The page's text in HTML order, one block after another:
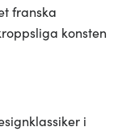
franska
konsten
i